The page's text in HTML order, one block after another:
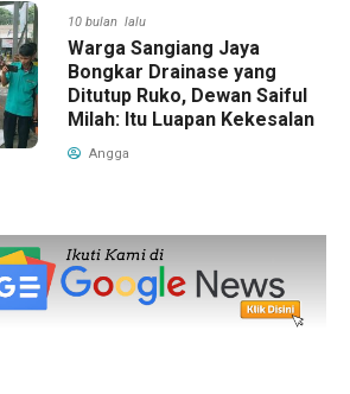
10 bulan lalu
Warga Sangiang Jaya
Bongkar Drainase yang
Ditutup Ruko, Dewan Saiful
Milah: Itu Luapan Kekesalan
Angga